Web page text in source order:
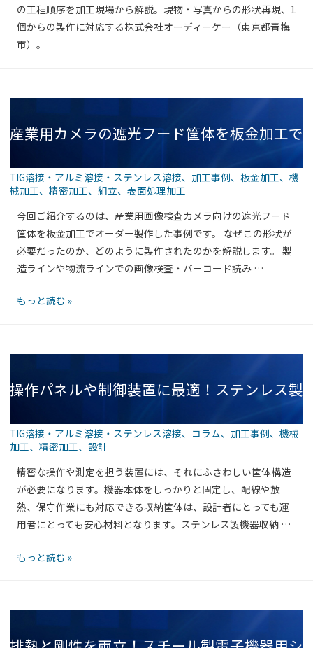
の工程順序を加工現場から解説。現物・写真からの形状再現、1
個からの製作に対応する株式会社オーディーケー（東京都青梅
市）。
産業用カメラの遮光フード筐体を板金加工で
オーダー製作｜読み取りエラーを減らすため
にこだわった「形状」
TIG溶接・アルミ溶接・ステンレス溶接、 加工事例、 板金加工、 機
械加工、 精密加工、 組立、 表面処理加工
今回ご紹介するのは、産業用画像検査カメラ向けの遮光フード
筐体を板金加工でオーダー製作した事例です。 なぜこの形状が
必要だったのか、どのように製作されたのかを解説します。 製
造ラインや物流ラインでの画像検査・バーコード読み …
産
カ
ラ
遮
光
ー
ド
筐
体
板
工
もっと読む »
操作パネルや制御装置に最適！ステンレス製
の実力
TIG溶接・アルミ溶接・ステンレス溶接、 コラム、 加工事例、 機械
加工、 精密加工、 設計
精密な操作や測定を担う装置には、それにふさわしい筐体構造
が必要になります。機器本体をしっかりと固定し、配線や放
熱、保守作業にも対応できる収納筐体は、設計者にとっても運
用者にとっても安心材料となります。ステンレス製機器収納 …
操
ネ
や
もっと読む »